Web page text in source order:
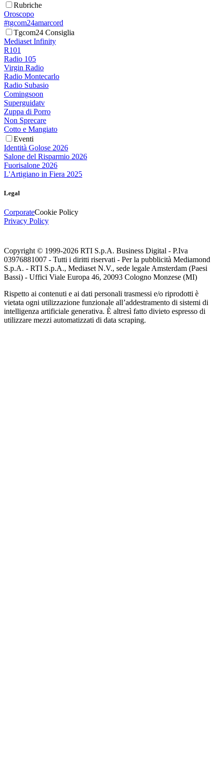
Rubriche
Oroscopo
#tgcom24amarcord
Tgcom24 Consiglia
Mediaset Infinity
R101
Radio 105
Virgin Radio
Radio Montecarlo
Radio Subasio
Comingsoon
Superguidatv
Zuppa di Porro
Non Sprecare
Cotto e Mangiato
Eventi
Identità Golose 2026
Salone del Risparmio 2026
Fuorisalone 2026
L'Artigiano in Fiera 2025
Legal
CorporateCookie Policy
Privacy Policy
Copyright © 1999-2026 RTI S.p.A. Business Digital - P.Iva
03976881007 - Tutti i diritti riservati - Per la pubblicità Mediamond
S.p.A. - RTI S.p.A., Mediaset N.V., sede legale Amsterdam (Paesi
Bassi) - Uffici Viale Europa 46, 20093 Cologno Monzese (MI)
Rispetto ai contenuti e ai dati personali trasmessi e/o riprodotti è
vietata ogni utilizzazione funzionale all’addestramento di sistemi di
intelligenza artificiale generativa. È altresì fatto divieto espresso di
utilizzare mezzi automatizzati di data scraping.